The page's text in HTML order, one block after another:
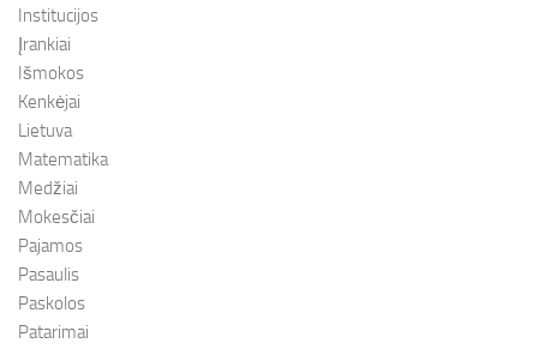
Institucijos
Įrankiai
Išmokos
Kenkėjai
Lietuva
Matematika
Medžiai
Mokesčiai
Pajamos
Pasaulis
Paskolos
Patarimai